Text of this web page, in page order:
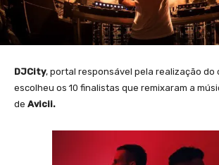
DJCity, portal responsável pela realização do
escolheu os 10 finalistas que remixaram a
de Avicii.